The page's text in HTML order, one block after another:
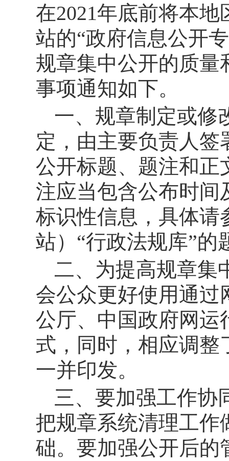
在2021年底前将本
站的“政府信息公开
规章集中公开的质量
事项通知如下。
一、规章制定或修
定，由主要负责人
公开标题、题注和正
注应当包含公布时间
标识性信息，具体请
站）“行政法规库”的
二、为提高规章集
会公众更好使用通过
公厅、中国政府网运
式，同时，相应调整
一并印发。
三、要加强工作协
把规章系统清理工作
础。要加强公开后的